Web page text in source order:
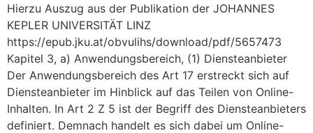
Hierzu Auszug aus der Publikation der JOHANNES
KEPLER UNIVERSITÄT LINZ
https://epub.jku.at/obvulihs/download/pdf/5657473
Kapitel 3, a) Anwendungsbereich, (1) Diensteanbieter
Der Anwendungsbereich des Art 17 erstreckt sich auf
Diensteanbieter im Hinblick auf das Teilen von Online-
Inhalten. In Art 2 Z 5 ist der Begriff des Diensteanbieters
definiert. Demnach handelt es sich dabei um Online-